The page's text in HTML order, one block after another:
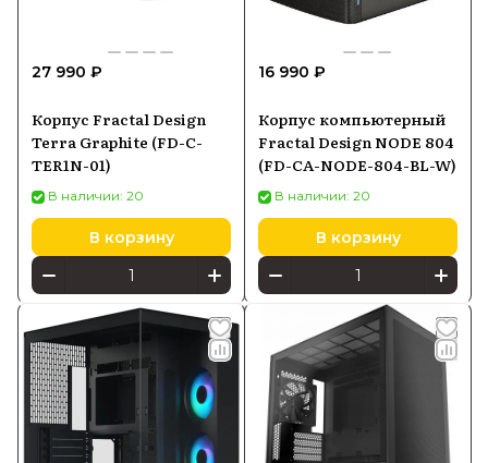
27 990 ₽
Корпус Fractal Design
Terra Graphite (FD-C-
TER1N-01)
В наличии: 20
В корзину
16 990 ₽
Корпус компьютерный
Fractal Design NODE 804
(FD-CA-NODE-804-BL-W)
В наличии: 20
В корзину